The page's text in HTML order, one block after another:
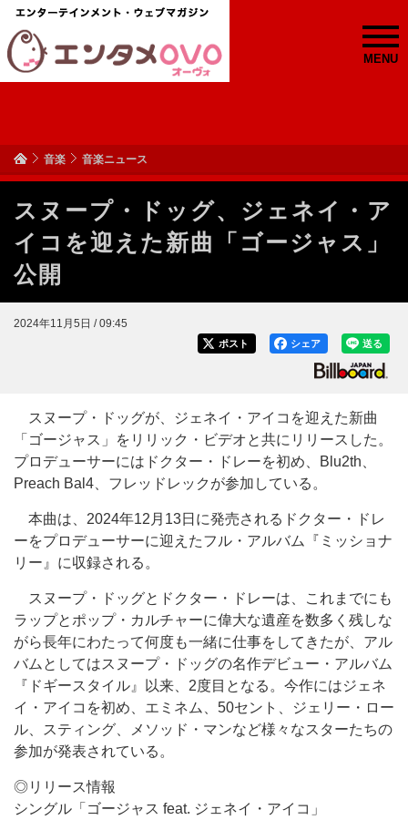
MENU
音楽 音楽ニュース
スヌープ・ドッグ、ジェネイ・ア
イコを迎えた新曲「ゴージャス」
公開
2024年11月5日 / 09:45
送る
シェア
ポスト
スヌープ・ドッグが、ジェネイ・アイコを迎えた新曲
「ゴージャス」をリリック・ビデオと共にリリースした。
プロデューサーにはドクター・ドレーを初め、Blu2th、
Preach Bal4、フレッドレックが参加している。
本曲は、2024年12月13日に発売されるドクター・ドレ
ーをプロデューサーに迎えたフル・アルバム『ミッショナ
リー』に収録される。
スヌープ・ドッグとドクター・ドレーは、これまでにも
ラップとポップ・カルチャーに偉大な遺産を数多く残しな
がら長年にわたって何度も一緒に仕事をしてきたが、アル
バムとしてはスヌープ・ドッグの名作デビュー・アルバム
『ドギースタイル』以来、2度目となる。今作にはジェネ
イ・アイコを初め、エミネム、50セント、ジェリー・ロー
ル、スティング、メソッド・マンなど様々なスターたちの
参加が発表されている。
◎リリース情報
シングル「ゴージャス feat. ジェネイ・アイコ」